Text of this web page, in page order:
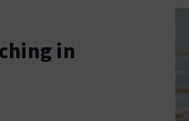
in